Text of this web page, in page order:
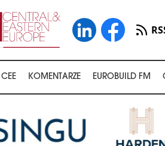
KOMENTARZE EUROBUILD FM